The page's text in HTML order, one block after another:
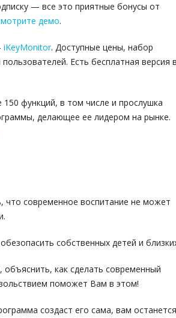
— все это приятные бонусы от
демо.
iKeyMonitor. Доступные цены, набор
Есть бесплатная версия
функций, в том числе и прослушка
делающее ее лидером на рынке.
что современное воспитание не может
собственных детей и
как сделать современный
поможет Вам в этом!
создаст его сама, вам останется